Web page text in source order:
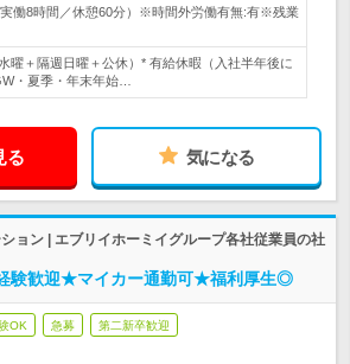
働8時間／休憩60分）※時間外労働有無:有※残業
曜＋隔週日曜＋公休）* 有給休暇（入社半年後に
・夏季・年末年始…
る 気になる
ョン | エブリイホーミイグループ各社従業員の社
経験歓迎★マイカー通勤可★福利厚生◎
OK 急募 第二新卒歓迎